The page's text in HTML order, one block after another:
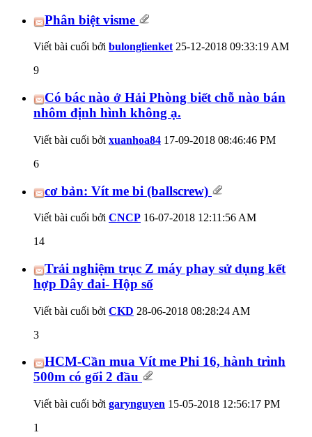
Phân biệt visme
Viết bài cuối bởi bulonglienket25-12-2018 09:33:19 AM
9
Có bác nào ở Hải Phòng biết chỗ nào bán
nhôm định hình không ạ.
Viết bài cuối bởi xuanhoa84 17-09-2018 08:46:46 PM
6
cơ bản: Vít me bi (ballscrew)
Viết bài cuối bởi CNCP 16-07-2018 12:11:56 AM
14
Trải nghiệm trục Z máy phay sử dụng kết
hợp Dây đai- Hộp số
Viết bài cuối bởi CKD 28-06-2018 08:28:24 AM
3
HCM-Cần mua Vít me Phi 16, hành trình
500m có gối 2 đầu
Viết bài cuối bởi garynguyen 15-05-2018 12:56:17 PM
1